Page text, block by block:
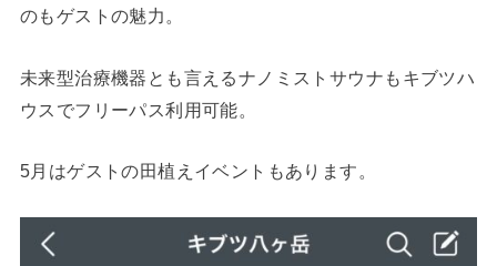
のもゲストの魅力。
未来型治療機器とも言えるナノミストサウナもキブツハ
ウスでフリーパス利用可能。
5月はゲストの田植えイベントもあります。